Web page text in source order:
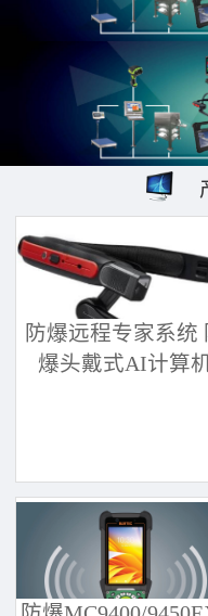
防爆远程专家系统
爆头戴式AI计算